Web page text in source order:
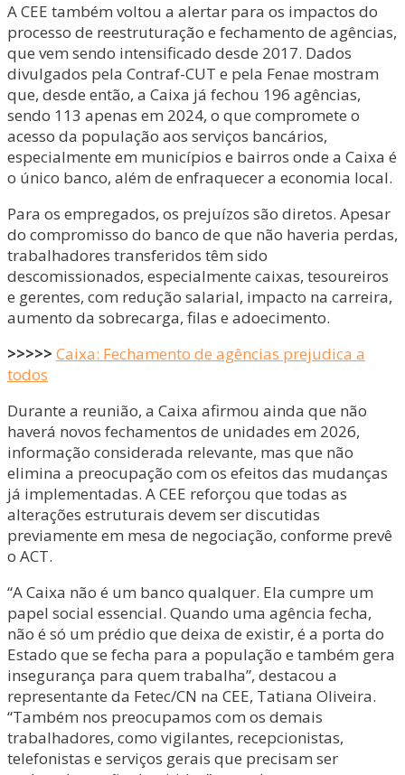
A CEE também voltou a alertar para os impactos do
processo de reestruturação e fechamento de agências,
que vem sendo intensificado desde 2017. Dados
divulgados pela Contraf-CUT e pela Fenae mostram
que, desde então, a Caixa já fechou 196 agências,
sendo 113 apenas em 2024, o que compromete o
acesso da população aos serviços bancários,
especialmente em municípios e bairros onde a Caixa é
o único banco, além de enfraquecer a economia local.
Para os empregados, os prejuízos são diretos. Apesar
do compromisso do banco de que não haveria perdas,
trabalhadores transferidos têm sido
descomissionados, especialmente caixas, tesoureiros
e gerentes, com redução salarial, impacto na carreira,
aumento da sobrecarga, filas e adoecimento.
>>>>> Caixa: Fechamento de agências prejudica a
todos
Durante a reunião, a Caixa afirmou ainda que não
haverá novos fechamentos de unidades em 2026,
informação considerada relevante, mas que não
elimina a preocupação com os efeitos das mudanças
já implementadas. A CEE reforçou que todas as
alterações estruturais devem ser discutidas
previamente em mesa de negociação, conforme prevê
o ACT.
“A Caixa não é um banco qualquer. Ela cumpre um
papel social essencial. Quando uma agência fecha,
não é só um prédio que deixa de existir, é a porta do
Estado que se fecha para a população e também gera
insegurança para quem trabalha”, destacou a
representante da Fetec/CN na CEE, Tatiana Oliveira.
“Também nos preocupamos com os demais
trabalhadores, como vigilantes, recepcionistas,
telefonistas e serviços gerais que precisam ser